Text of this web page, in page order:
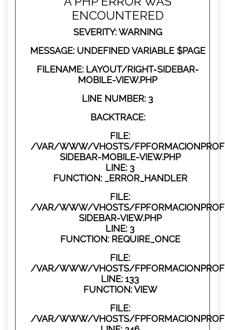
ENCOUNTERED
SEVERITY: WARNING
MESSAGE: UNDEFINED VARIABLE $PAGE
FILENAME: LAYOUT/RIGHT-SIDEBAR-
MOBILE-VIEW.PHP
LINE NUMBER: 3
BACKTRACE:
FILE:
/VAR/WWW/VHOSTS/
SIDEBAR-MOBILE-VIEW.PHP
LINE: 3
FUNCTION: _ERROR_HANDLER
FILE:
/VAR/WWW/VHOSTS/
SIDEBAR-VIEW.PHP
LINE: 3
FUNCTION: REQUIRE_ONCE
FILE:
/VAR/WWW/VHOSTS/
LINE: 133
FUNCTION: VIEW
FILE:
/VAR/WWW/VHOSTS/